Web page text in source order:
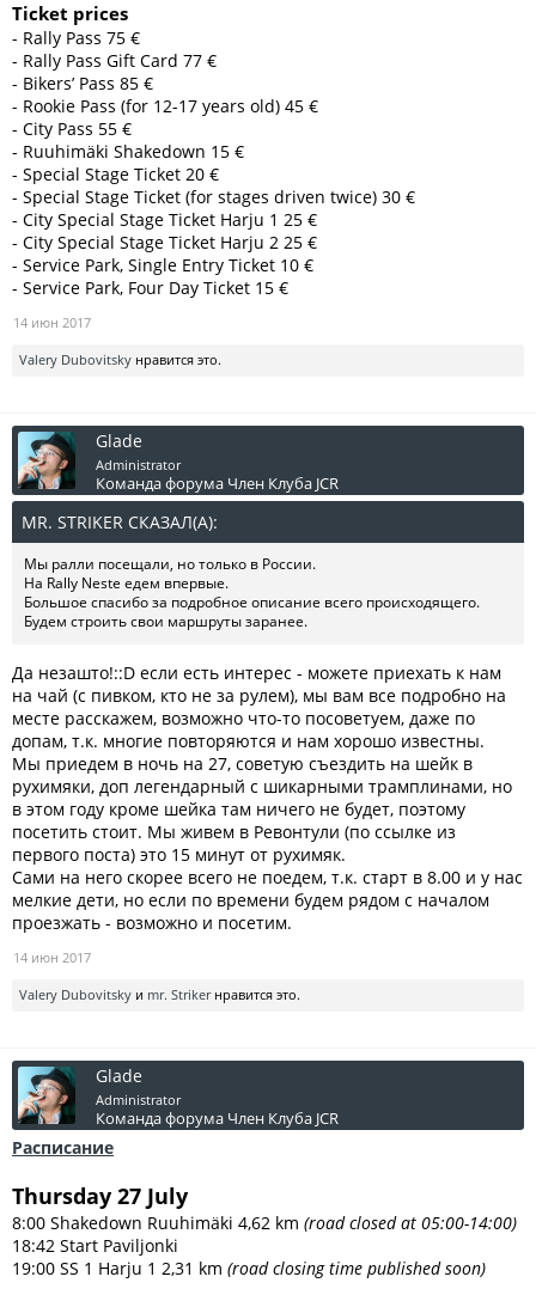
Ticket prices
- Rally Pass 75 €
- Rally Pass Gift Card 77 €
- Bikers’ Pass 85 €
- Rookie Pass (for 12-17 years old) 45 €
- City Pass 55 €
- Ruuhimäki Shakedown 15 €
- Special Stage Ticket 20 €
- Special Stage Ticket (for stages driven twice) 30 €
- City Special Stage Ticket Harju 1 25 €
- City Special Stage Ticket Harju 2 25 €
- Service Park, Single Entry Ticket 10 €
- Service Park, Four Day Ticket 15 €
14 июн 2017
Valery Dubovitsky нравится это.
Glade
Administrator
Команда форума Член Клуба JCR
MR. STRIKER СКАЗАЛ(А):
Мы ралли посещали, но только в России.
На Rally Neste едем впервые.
Большое спасибо за подробное описание всего происходящего.
Будем строить свои маршруты заранее.
Да незашто!::D если есть интерес - можете приехать к нам
на чай (с пивком, кто не за рулем), мы вам все подробно на
месте расскажем, возможно что-то посоветуем, даже по
допам, т.к. многие повторяются и нам хорошо известны.
Мы приедем в ночь на 27, советую съездить на шейк в
рухимяки, доп легендарный с шикарными трамплинами, но
в этом году кроме шейка там ничего не будет, поэтому
посетить стоит. Мы живем в Ревонтули (по ссылке из
первого поста) это 15 минут от рухимяк.
Сами на него скорее всего не поедем, т.к. старт в 8.00 и у нас
мелкие дети, но если по времени будем рядом с началом
проезжать - возможно и посетим.
14 июн 2017
Valery Dubovitsky и mr. Strikerнравится это.
Glade
Administrator
Команда форума Член Клуба JCR
Расписание
Thursday 27 July
8:00 Shakedown Ruuhimäki 4,62 km (road closed at 05:00-14:00)
18:42 Start Paviljonki
19:00 SS 1 Harju 1 2,31 km (road closing time published soon)